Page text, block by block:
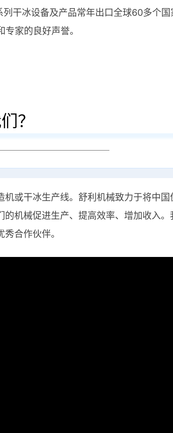
列干冰设备及产品常年出口全球60多个国
专家的良好声誉。
？
或干冰生产线。舒利机械致力于将中国
机械促进生产、提高效率、增加收入
合作伙伴。